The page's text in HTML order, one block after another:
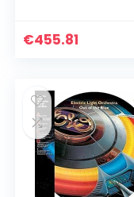
USB-
€455.81